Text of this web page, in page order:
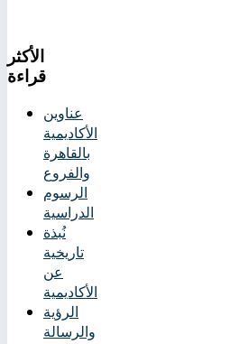
الأكثر
قراءة
عناوين
الأكاديمية
بالقاهرة
والفروع
الرسوم
الدراسية
نُبذة
تاريخية
عن
الأكاديمية
الرؤية
والرسالة